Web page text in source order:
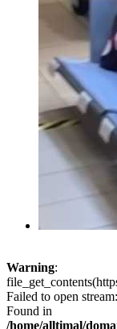
Warning:
Failed to open
Found in
/home/alltimal/